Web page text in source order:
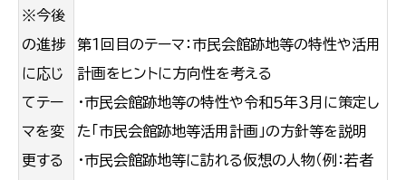
※今後
の進捗
に応じ
てテー
マを変
更する
第１回目のテーマ：市民会館跡地等の特性や活用
計画をヒントに方向性を考える
・市民会館跡地等の特性や令和５年３月に策定し
た「市民会館跡地等活用計画」の方針等を説明
・市民会館跡地等に訪れる仮想の人物（例：若者